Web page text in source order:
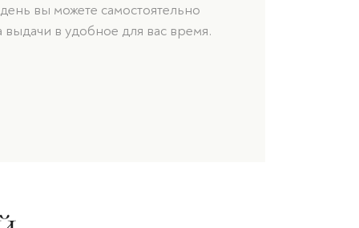
вы можете самостоятельно
выдачи в удобное для вас время.